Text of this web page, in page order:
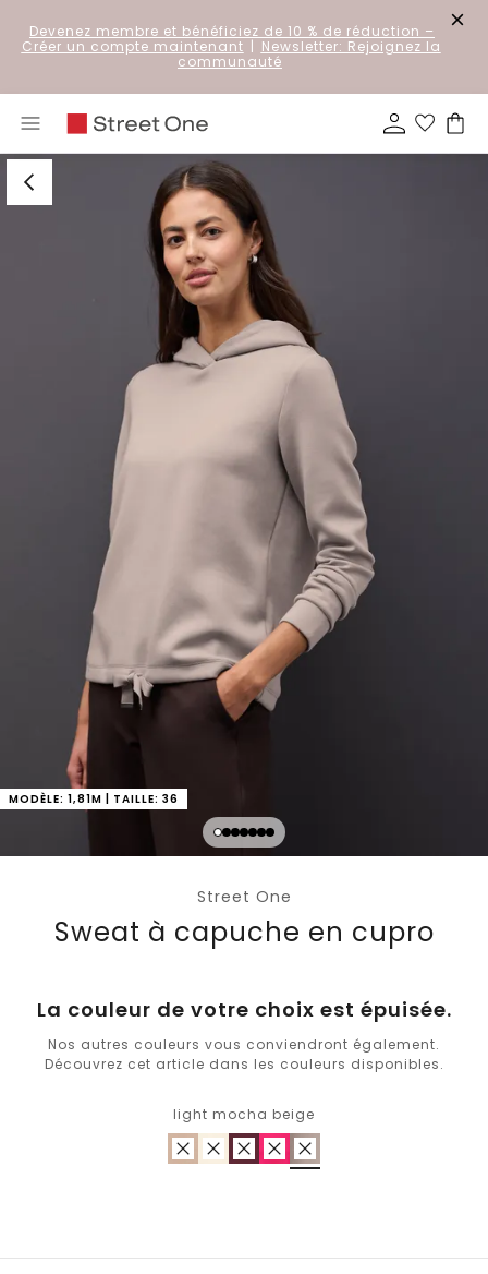
Devenez membre et bénéficiez de 10 % de réduction –
Créer un compte maintenant | Newsletter: Rejoignez la
communauté
MODÈLE: 1,81M | TAILLE: 36
Street One
Sweat à capuche en cupro
La couleur de votre choix est épuisée.
Nos autres couleurs vous conviendront également.
Découvrez cet article dans les couleurs disponibles.
light mocha beige